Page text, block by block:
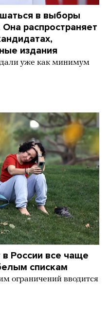
в выборы
распространяет
издания
уже как минимум
России все чаще
спискам
ограничений вводится